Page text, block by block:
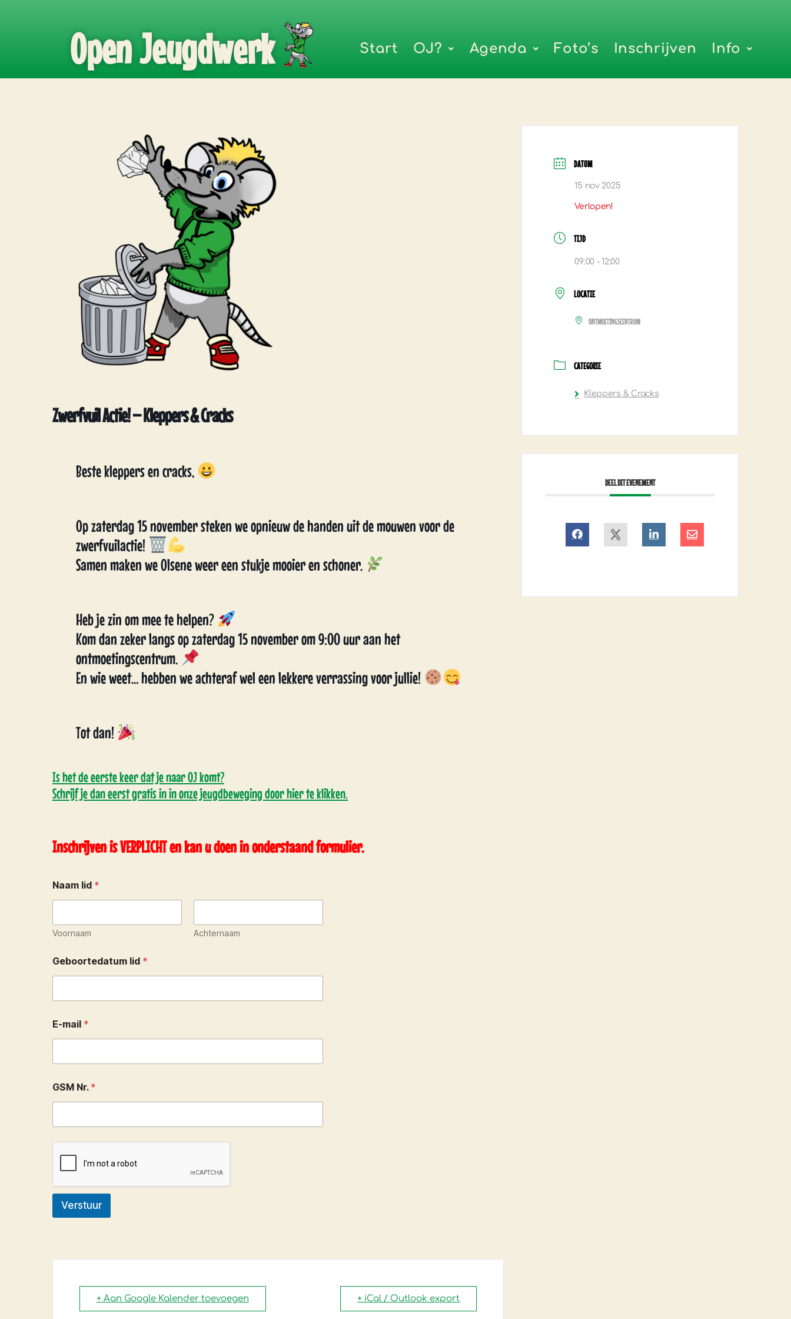
Open Jeugdwerk Start OJ? Agenda Foto’s Inschrijven Info
Zwerfvuil Actie! – Kleppers & Cracks
Beste kleppers en cracks,
Op zaterdag 15 november steken we opnieuw de handen uit de mouwen voor de
zwerfvuilactie!
Samen maken we Olsene weer een stukje mooier en schoner.
Heb je zin om mee te helpen?
Kom dan zeker langs op zaterdag 15 november om 9:00 uur aan het
ontmoetingscentrum.
En wie weet… hebben we achteraf wel een lekkere verrassing voor jullie!
Tot dan!
Is het de eerste keer dat je naar OJ komt?
Schrijf je dan eerst gratis in in onze jeugdbeweging door hier te klikken.
Inschrijven is VERPLICHT en kan u doen in onderstaand formulier.
Naam lid *
Voornaam Achternaam
Geboortedatum lid *
E-mail *
GSM Nr. *
Verstuur
+ Aan Google Kalender toevoegen + iCal / Outlook export
DATUM
15 nov 2025
Verlopen!
TIJD
09:00 - 12:00
LOCATIE
ONTMOETINGSCENTRUM
CATEGORIE
Kleppers & Cracks
DEEL DIT EVENEMENT